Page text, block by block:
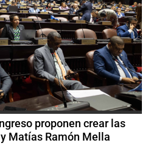
proponen crear las
Matías Ramón Mella